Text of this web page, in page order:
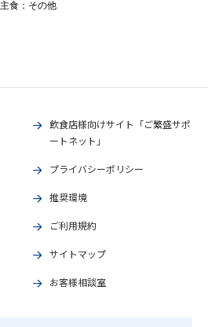
主食：その他
飲食店様向けサイト「ご繁盛サポ
ートネット」
プライバシーポリシー
推奨環境
ご利用規約
サイトマップ
お客様相談室